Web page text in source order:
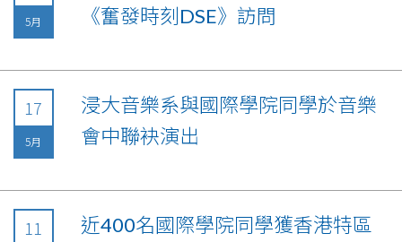
5月
《奮發時刻DSE》訪問
17
5月
浸大音樂系與國際學院同學於音樂
會中聯袂演出
11
近400名國際學院同學獲香港特區